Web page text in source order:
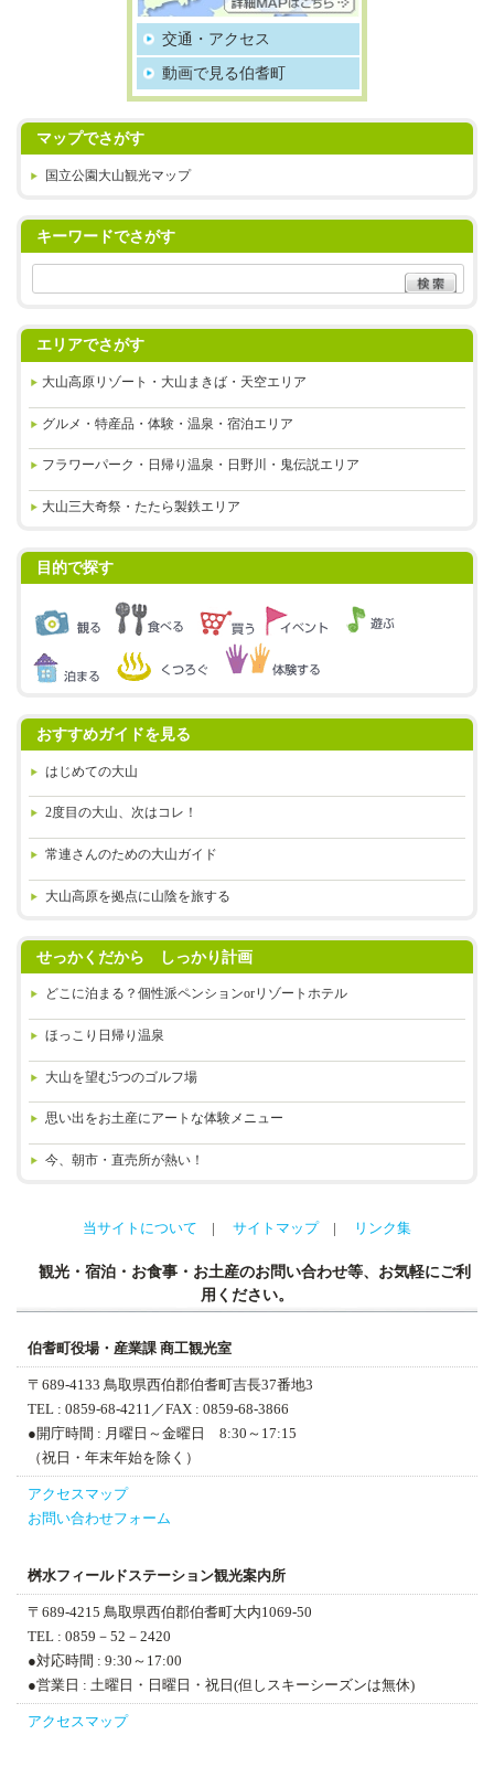
交通・アクセス
動画で見る伯耆町
マップでさがす
国立公園大山観光マップ
キーワードでさがす
エリアでさがす
大山高原リゾート・大山まきば・天空エリア
グルメ・特産品・体験・温泉・宿泊エリア
フラワーパーク・日帰り温泉・ 日野川・鬼伝説エリア
大山三大奇祭・たたら製鉄エリア
目的で探す
おすすめガイドを見る
はじめての大山
2度目の大山、次はコレ！
常連さんのための大山ガイド
大山高原を拠点に山陰を旅する
せっかくだから しっかり計画
どこに泊まる？個性派ペンションorリゾートホテル
ほっこり日帰り温泉
大山を望む5つのゴルフ場
思い出をお土産にアートな体験メニュー
今、朝市・直売所が熱い！
当サイトについて サイトマップ リンク集
観光・宿泊・お食事・お土産のお問い合わせ等、お気軽にご利
用ください。
伯耆町役場・産業課 商工観光室
〒689-4133 鳥取県西伯郡伯耆町吉長37番地3
TEL : 0859-68-4211 ／FAX : 0859-68-3866
●開庁時間 : 月曜日～金曜日 8:30～17:15
（祝日・年末年始を除く）
アクセスマップ
お問い合わせフォーム
桝水フィールドステーション観光案内所
〒689-4215 鳥取県西伯郡伯耆町大内1069-50
TEL : 0859－52－2420
●対応時間 : 9:30～17:00
●営業日 : 土曜日・日曜日・祝日(但しスキーシーズンは無休)
アクセスマップ